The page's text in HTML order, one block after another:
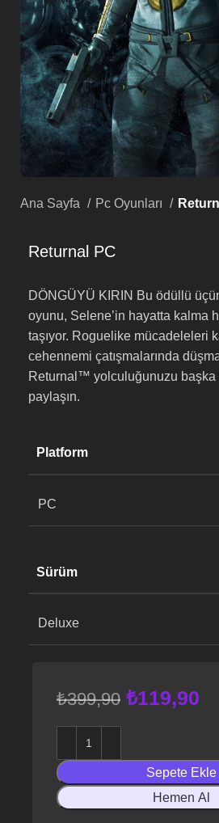
Ana Sayfa Pc Oyunları
Returnal PC
DÖNGÜYÜ KIRIN Bu ödüllü
oyunu, Selene’in hayatta kalma
taşıyor. Roguelike mücadeleleri
cehennemi çatışmalarında
Returnal™ yolculuğunuzu başka
paylaşın.
Platform
PC
Sürüm
Deluxe
₺399,90 ₺119,90
Sepete Ekle
Hemen Al